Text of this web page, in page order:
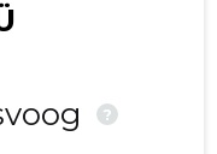
?